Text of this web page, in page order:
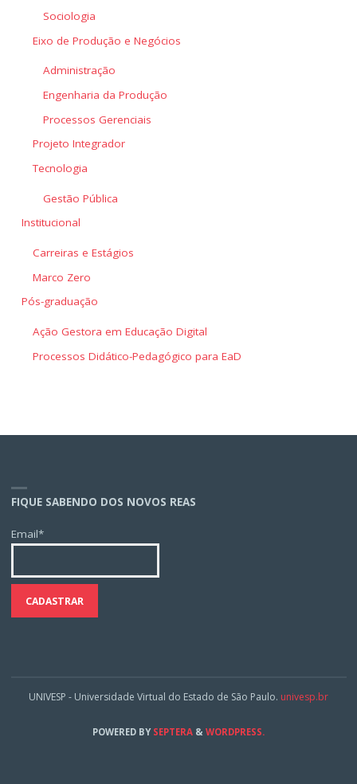
Sociologia
Eixo de Produção e Negócios
Administração
Engenharia da Produção
Processos Gerenciais
Projeto Integrador
Tecnologia
Gestão Pública
Institucional
Carreiras e Estágios
Marco Zero
Pós-graduação
Ação Gestora em Educação Digital
Processos Didático-Pedagógico para EaD
FIQUE SABENDO DOS NOVOS REAS
Email*
UNIVESP - Universidade Virtual do Estado de São Paulo. univesp.br
POWERED BYSEPTERA & WORDPRESS.